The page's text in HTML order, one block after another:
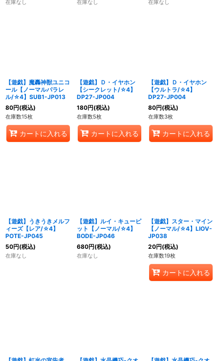
在庫なし 在庫なし 在庫なし
【遊戯】魔轟神獣ユニコ
ール【ノーマルパラレ
ル/☆4】SUB1-JP013
80円(税込)
在庫数15枚
カートに入れる
【遊戯】Ｄ・イヤホン
【シークレット/☆4】
DP27-JP004
180円(税込)
在庫数5枚
カートに入れる
【遊戯】Ｄ・イヤホン
【ウルトラ/☆4】
DP27-JP004
80円(税込)
在庫数3枚
カートに入れる
【遊戯】うきうきメルフ
ィーズ【レア/☆4】
POTE-JP045
50円(税込)
在庫なし
【遊戯】ルイ・キューピ
ット【ノーマル/☆4】
BODE-JP046
680円(税込)
在庫なし
【遊戯】スター・マイン
【ノーマル/☆4】LIOV-
JP038
20円(税込)
在庫数19枚
カートに入れる